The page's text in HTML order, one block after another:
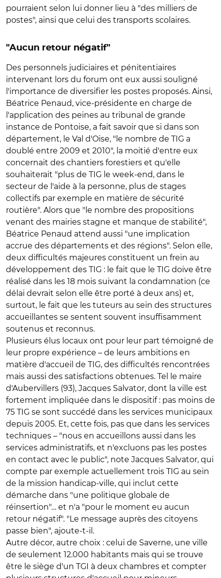
pourraient selon lui donner lieu à "des milliers de
postes", ainsi que celui des transports scolaires.
"Aucun retour négatif"
Des personnels judiciaires et pénitentiaires
intervenant lors du forum ont eux aussi souligné
l'importance de diversifier les postes proposés. Ainsi,
Béatrice Penaud, vice-présidente en charge de
l'application des peines au tribunal de grande
instance de Pontoise, a fait savoir que si dans son
département, le Val d'Oise, "le nombre de TIG a
doublé entre 2009 et 2010", la moitié d'entre eux
concernait des chantiers forestiers et qu'elle
souhaiterait "plus de TIG le week-end, dans le
secteur de l'aide à la personne, plus de stages
collectifs par exemple en matière de sécurité
routière". Alors que "le nombre des propositions
venant des mairies stagne et manque de stabilité",
Béatrice Penaud attend aussi "une implication
accrue des départements et des régions". Selon elle,
deux difficultés majeures constituent un frein au
développement des TIG : le fait que le TIG doive être
réalisé dans les 18 mois suivant la condamnation (ce
délai devrait selon elle être porté à deux ans) et,
surtout, le fait que les tuteurs au sein des structures
accueillantes se sentent souvent insuffisamment
soutenus et reconnus.
Plusieurs élus locaux ont pour leur part témoigné de
leur propre expérience – de leurs ambitions en
matière d'accueil de TIG, des difficultés rencontrées
mais aussi des satisfactions obtenues. Tel le maire
d'Aubervillers (93), Jacques Salvator, dont la ville est
fortement impliquée dans le dispositif : pas moins de
75 TIG se sont succédé dans les services municipaux
depuis 2005. Et, cette fois, pas que dans les services
techniques – "nous en accueillons aussi dans les
services administratifs, et n'excluons pas les postes
en contact avec le public", note Jacques Salvator, qui
compte par exemple actuellement trois TIG au sein
de la mission handicap-ville, qui inclut cette
démarche dans "une politique globale de
réinsertion"… et n'a "pour le moment eu aucun
retour négatif". "Le message auprès des citoyens
passe bien", ajoute-t-il.
Autre décor, autre choix : celui de Saverne, une ville
de seulement 12.000 habitants mais qui se trouve
être le siège d'un TGI à deux chambres et compter